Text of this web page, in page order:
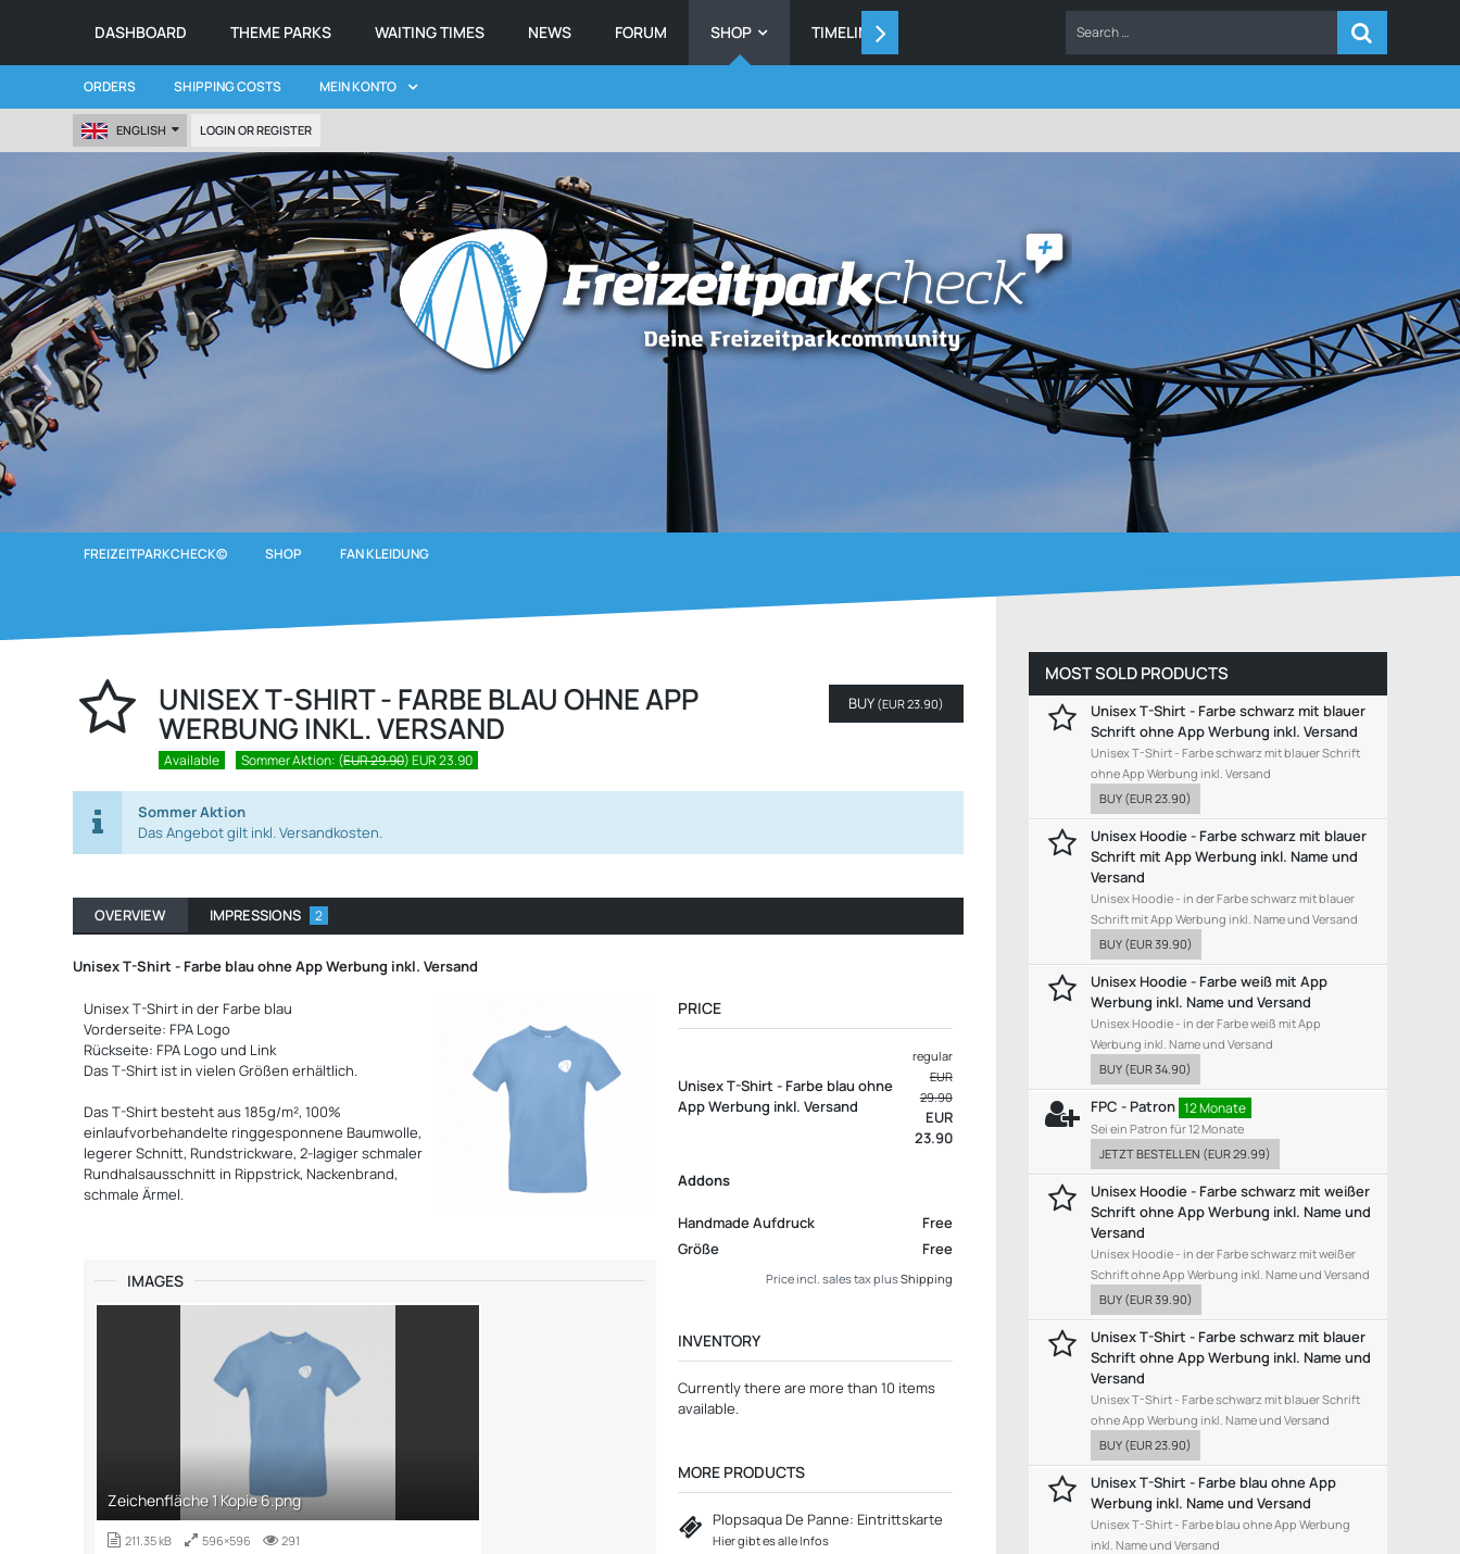
DASHBOARD THEME PARKS WAITING TIMES NEWS FORUM SHOP
ORDERS SHIPPING COSTS MEIN KONTO
TIMELINE
ENGLISH LOGIN OR REGISTER
FREIZEITPARKCHECK© SHOP FAN KLEIDUNG
UNISEX T-SHIRT - FARBE BLAU OHNE APP
WERBUNG INKL. VERSAND
Available Sommer Aktion: (EUR 29.90)EUR 23.90
BUY (EUR 23.90)
Sommer Aktion
Das Angebot gilt inkl. Versandkosten.
OVERVIEW IMPRESSIONS 2
Unisex T-Shirt - Farbe blau ohne App Werbung inkl. Versand
Unisex T-Shirt in der Farbe blau
Vorderseite: FPA Logo
Rückseite: FPA Logo und Link
Das T-Shirt ist in vielen Größen erhältlich.
Das T-Shirt besteht aus 185g/m², 100%
einlaufvorbehandelte ringgesponnene Baumwolle,
legerer Schnitt, Rundstrickware, 2-lagiger schmaler
Rundhalsausschnitt in Rippstrick, Nackenbrand,
schmale Ärmel.
IMAGES
Zeichenfläche 1 Kopie 6.png
211.35 kB 596×596 291
PRICE
Unisex T-Shirt - Farbe blau ohne
App Werbung inkl. Versand
regular
EUR
29.90
EUR
23.90
Addons
Handmade Aufdruck
Free
Größe
Free
Price incl. sales tax plusShipping
INVENTORY
Currently there are more than 10 items
available.
MORE PRODUCTS
Plopsaqua De Panne: Eintrittskarte
Hier gibt es alle Infos
MOST SOLD PRODUCTS
Unisex T-Shirt - Farbe schwarz mit blauer
Schrift ohne App Werbung inkl. Versand
Unisex T-Shirt - Farbe schwarz mit blauer Schrift
ohne App Werbung inkl. Versand
BUY (EUR 23.90)
Unisex Hoodie - Farbe schwarz mit blauer
Schrift mit App Werbung inkl. Name und
Versand
Unisex Hoodie - in der Farbe schwarz mit blauer
Schrift mit App Werbung inkl. Name und Versand
BUY (EUR 39.90)
Unisex Hoodie - Farbe weiß mit App
Werbung inkl. Name und Versand
Unisex Hoodie - in der Farbe weiß mit App
Werbung inkl. Name und Versand
BUY (EUR 34.90)
FPC - Patron 12 Monate
Sei ein Patron für 12 Monate
JETZT BESTELLEN (EUR 29.99)
Unisex Hoodie - Farbe schwarz mit weißer
Schrift ohne App Werbung inkl. Name und
Versand
Unisex Hoodie - in der Farbe schwarz mit weißer
Schrift ohne App Werbung inkl. Name und Versand
BUY (EUR 39.90)
Unisex T-Shirt - Farbe schwarz mit blauer
Schrift ohne App Werbung inkl. Name und
Versand
Unisex T-Shirt - Farbe schwarz mit blauer Schrift
ohne App Werbung inkl. Name und Versand
BUY (EUR 23.90)
Unisex T-Shirt - Farbe blau ohne App
Werbung inkl. Name und Versand
Unisex T-Shirt - Farbe blau ohne App Werbung
inkl. Name und Versand